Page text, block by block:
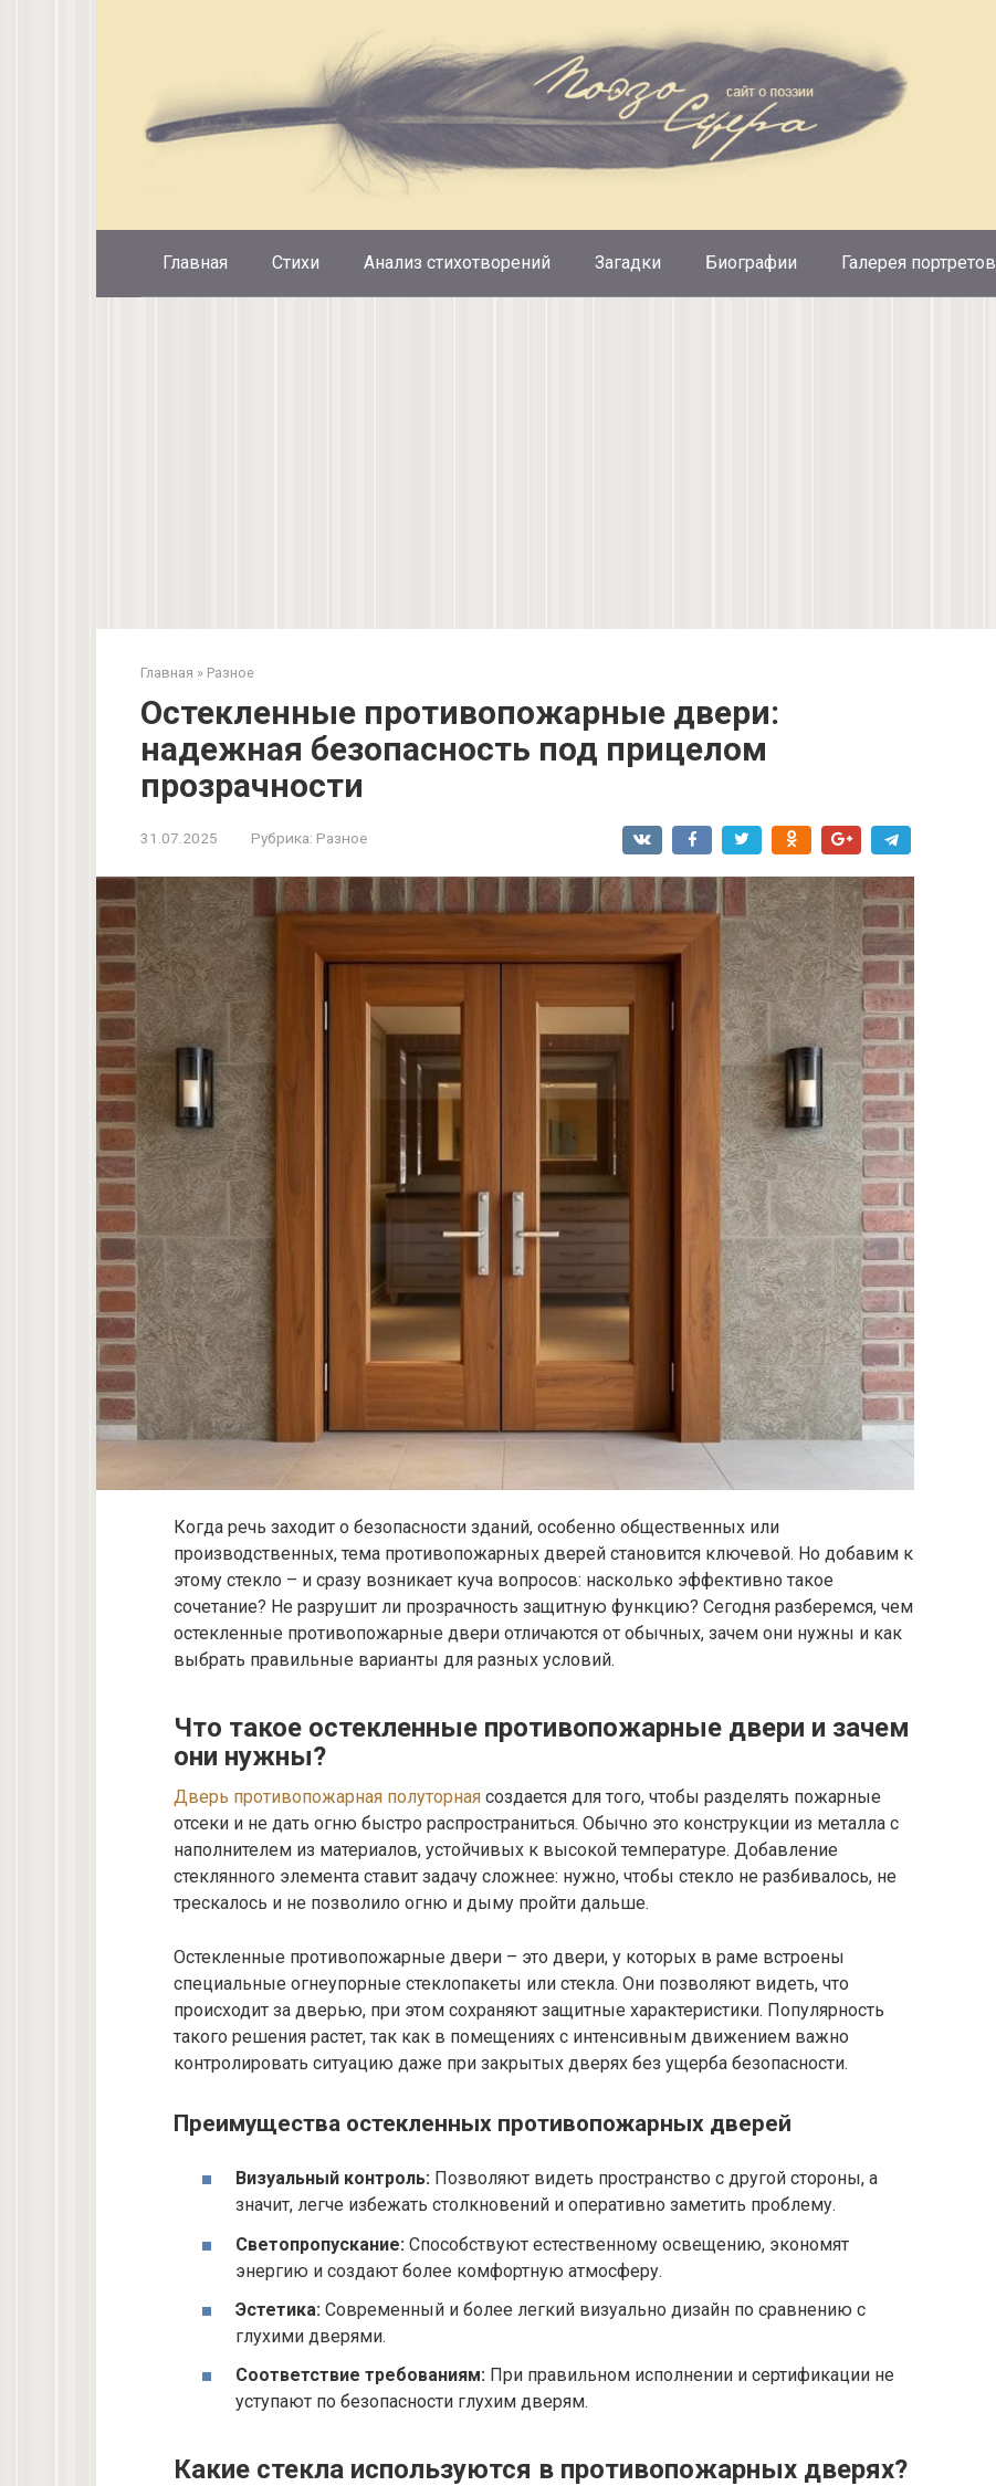
Главная Стихи Анализ стихотворений Загадки Биографии Галерея портретов
Главная » Разное
Остекленные противопожарные двери:
надежная безопасность под прицелом
прозрачности
31.07.2025 Рубрика: Разное
Когда речь заходит о безопасности зданий, особенно общественных или
производственных, тема противопожарных дверей становится ключевой. Но добавим к
этому стекло – и сразу возникает куча вопросов: насколько эффективно такое
сочетание? Не разрушит ли прозрачность защитную функцию? Сегодня разберемся, чем
остекленные противопожарные двери отличаются от обычных, зачем они нужны и как
выбрать правильные варианты для разных условий.
Что такое остекленные противопожарные двери и зачем
они нужны?
Дверь противопожарная полуторная создается для того, чтобы разделять пожарные
отсеки и не дать огню быстро распространиться. Обычно это конструкции из металла с
наполнителем из материалов, устойчивых к высокой температуре. Добавление
стеклянного элемента ставит задачу сложнее: нужно, чтобы стекло не разбивалось, не
трескалось и не позволило огню и дыму пройти дальше.
Остекленные противопожарные двери – это двери, у которых в раме встроены
специальные огнеупорные стеклопакеты или стекла. Они позволяют видеть, что
происходит за дверью, при этом сохраняют защитные характеристики. Популярность
такого решения растет, так как в помещениях с интенсивным движением важно
контролировать ситуацию даже при закрытых дверях без ущерба безопасности.
Преимущества остекленных противопожарных дверей
Визуальный контроль: Позволяют видеть пространство с другой стороны, а
значит, легче избежать столкновений и оперативно заметить проблему.
Светопропускание: Способствуют естественному освещению, экономят
энергию и создают более комфортную атмосферу.
Эстетика: Современный и более легкий визуально дизайн по сравнению с
глухими дверями.
Соответствие требованиям: При правильном исполнении и сертификации не
уступают по безопасности глухим дверям.
Какие стекла используются в противопожарных дверях?